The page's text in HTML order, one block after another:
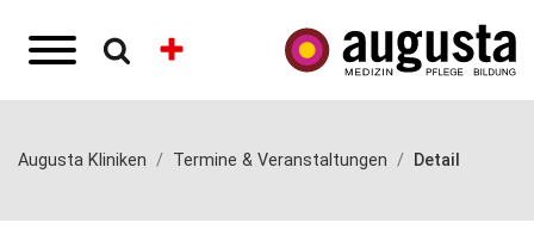
Augusta Kliniken Termine & Veranstaltungen Detail